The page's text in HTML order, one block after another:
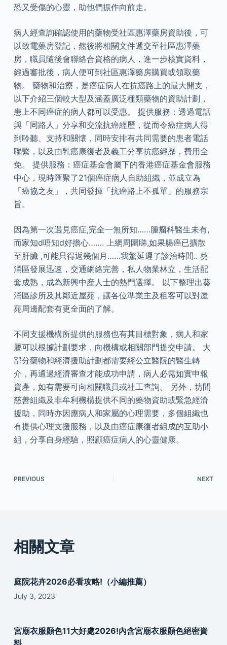
恐又受傷的心靈，助他們振作向前走。
病人經查詢確認使用的藥物受社區惠澤藥房資助後，可
以致電藥房登記，然後將相關文件遞交至社區惠澤藥
房，職員隨後會聯絡合資格的病人，進一步核實資料，
經過審批後，病人便可到社區惠澤藥房購買或領取藥
物。 藥物和治療，是癌症病人在抗癌路上的最大開支，
以下介紹三個較大型及涵蓋廣泛種類藥物的資助計劃，
患上不同癌症的病人都可以受惠。 提供服務：透過電話
與「同路人」分享和交流抗癌經歷，從而令癌症病人得
到聆聽、支持和關懷，同時安排有共同需要的患者電話
聯繫，以及由乳癌康復者及義工分享抗癌經歷，費用全
免。 提供服務：癌症基金會屬下的香港癌症基金會服務
中心，現時匯聚了21個癌症病人自助組織，並成立為
「癌協之友」，共同發揮「抗癌路上不孤單」的服務宗
旨。
因為第一次遇見癌症,完全一無所知……腫瘤科醫生未有,
而家知d唔知d好擔心……. 上網周圍睇,如果腸癌已擴散
至肝臟 ,可能只得返幾個月……我驚延遲了診治時間.. 葵
涌區發展迅速，交通網絡完善，私人物業林立，生活配
套成熟，成為新興中産人士的熱門選擇。 以下整理出葵
涌區診所及其鄰近屋苑，讓各位準業主及租客可以對屋
苑周邊配套有更全面的了解。
不同支援機構所提供的服務也有其目標對象，病人和家
屬可以根據計劃要求，向機構或相關部門提交申請。 大
部分藥物和經濟援助計劃都需要經公立醫院的醫生轉
介，再通過經濟審查才能成功申請，病人必需如實申報
資產，如有需要可向相關職員或社工查詢。 另外，坊間
慈善組織及非牟利機構提供不同的藥物資助或緊急經濟
援助，同時亦因應病人和家屬的心理需要，多個組織也
有提供心理支援服務，以及由癌症康復者組成的互助小
組，分享自身經驗，照顧癌症病人的心靈健康。
PREVIOUS NEXT
相關文章
庭院花卉2026必看攻略!（小編推薦）
July 3, 2023
宮廟衣服顏色11大好處2026!內含宮廟衣服顏色絕密資
料